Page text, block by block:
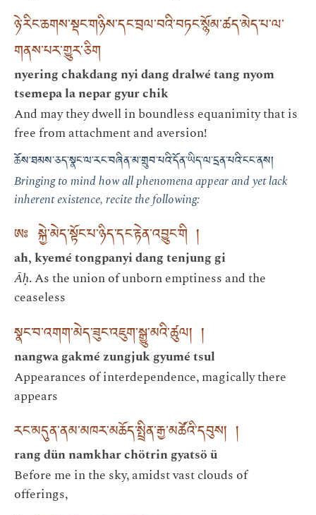
ཉེ་རིང་ཆགས་སྡང་གཉིས་དང་བྲལ་བའི་བཏང་སྙོམ་ཚད་མེད་པ་ལ་
གནས་པར་གྱུར་ཅིག
nyering chakdang nyi dang dralwé tang nyom
tsemepa la nepar gyur chik
And may they dwell in boundless equanimity that is
free from attachment and aversion!
ཆོས་ཐམས་ཅད་སྣང་ལ་རང་བཞིན་མ་གྲུབ་པའི་དོན་ཡིད་ལ་དྲན་པའི་ངང་ནས།
Bringing to mind how all phenomena appear and yet lack
inherent existence, recite the following:
ཨཿ སྐྱེ་མེད་སྟོང་པ་ཉིད་དང་རྟེན་འབྱུང་གི །
ah, kyemé tongpanyi dang tenjung gi
Āḥ. As the union of unborn emptiness and the
ceaseless
སྣང་བ་འགག་མེད་ཟུང་འཇུག་སྒྱུ་མའི་ཚུལ། །
nangwa gakmé zungjuk gyumé tsul
Appearances of interdependence, magically there
appears
རང་མདུན་ནམ་མཁར་མཆོད་སྤྲིན་རྒྱ་མཚོའི་དབུས། །
rang dün namkhar chötrin gyatsö ü
Before me in the sky, amidst vast clouds of
offerings,